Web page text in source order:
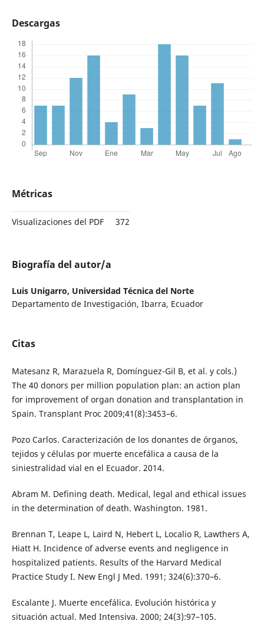
Descargas
Métricas
Visualizaciones del PDF 372
Biografía del autor/a
Luis Unigarro, Universidad Técnica del Norte
Departamento de Investigación, Ibarra, Ecuador
Citas
Matesanz R, Marazuela R, Domínguez-Gil B, et al. y cols.)
The 40 donors per million population plan: an action plan
for improvement of organ donation and transplantation in
Spain. Transplant Proc 2009;41(8):3453–6.
Pozo Carlos. Caracterización de los donantes de órganos,
tejidos y células por muerte encefálica a causa de la
siniestralidad vial en el Ecuador. 2014.
Abram M. Defining death. Medical, legal and ethical issues
in the determination of death. Washington. 1981.
Brennan T, Leape L, Laird N, Hebert L, Localio R, Lawthers A,
Hiatt H. Incidence of adverse events and negligence in
hospitalized patients. Results of the Harvard Medical
Practice Study I. New Engl J Med. 1991; 324(6):370–6.
Escalante J. Muerte encefálica. Evolución histórica y
situación actual. Med Intensiva. 2000; 24(3):97–105.